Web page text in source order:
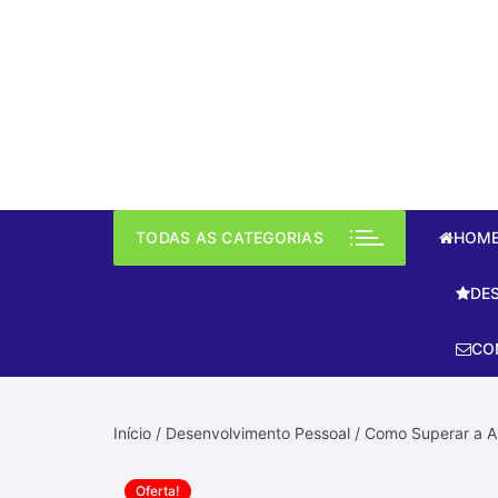
TODAS AS CATEGORIAS
Início / Desenvolvimento Pessoal / Como Superar a
Oferta!